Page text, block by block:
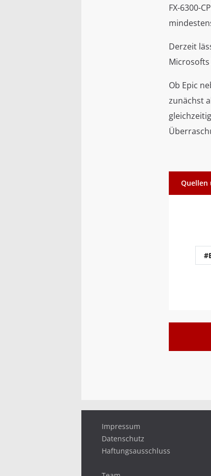
FX-6300-
Derzeit
Microsofts
Ob Epic
zunächst
Quellen
Impressum
Datenschutz
Haftungsausschluss